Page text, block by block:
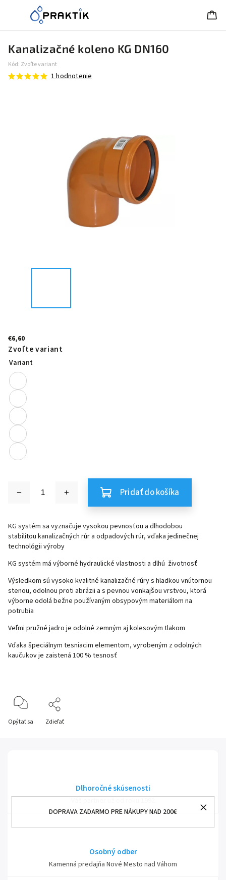
DOPRAVA ZADARMO PRE NÁKUPY NAD 200€
Kanalizačné koleno KG DN160
Kód: Zvoľte variant
1 hodnotenie
€6,60
Zvoľte variant
Variant
Pridať do košíka
KG systém sa vyznačuje vysokou pevnosťou a dlhodobou
stabilitou kanalizačných rúr a odpadových rúr, vďaka jedinečnej
technológii výroby
KG systém má výborné hydraulické vlastnosti a dlhú životnosť
Výsledkom sú vysoko kvalitné kanalizačné rúrys hladkou vnútornou
stenou, odolnou proti abrázii a s pevnou vonkajšou vrstvou, ktorá
výborne odolá bežne používaným obsypovým materiálom na
potrubia
Veľmi pružné jadro je odolné zemným aj kolesovým tlakom
Vďaka špeciálnym tesniacim elementom, vyrobeným z odolných
kaučukov je zaistená 100 % tesnosť
Opýtať sa Zdieľať
Dlhoročné skúsenosti
Osobný odber
Kamenná predajňa Nové Mesto nad Váhom